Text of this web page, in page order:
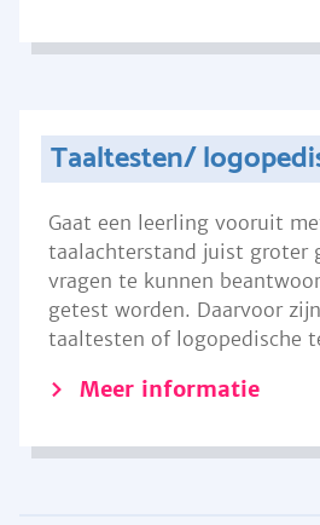
Taaltesten/
Gaat een leerling vooruit
taalachterstand juist groter
vragen te kunnen
getest worden. Daarvoor
taaltesten of logopedische
Meer informatie